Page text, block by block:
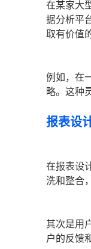
在某家大
据分析平
取有价值
例如，在
略。这种
报表设
在报表设
洗和整合
其次是用
户的反馈